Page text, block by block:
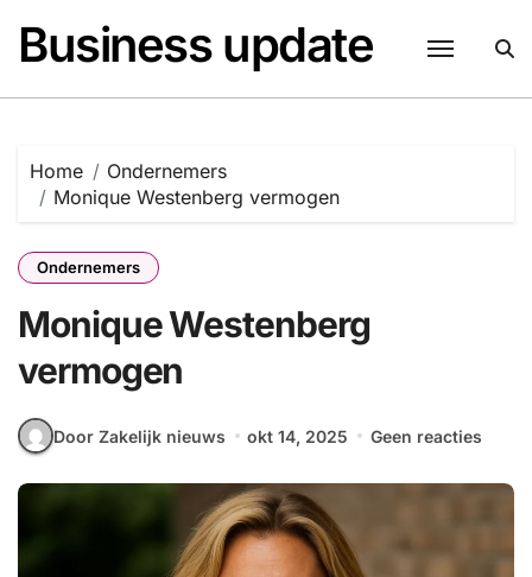
inhoud
Business update
Home
Ondernemers
Monique Westenberg vermogen
Ondernemers
Monique Westenberg
vermogen
Door Zakelijk nieuws okt 14, 2025 Geen reacties